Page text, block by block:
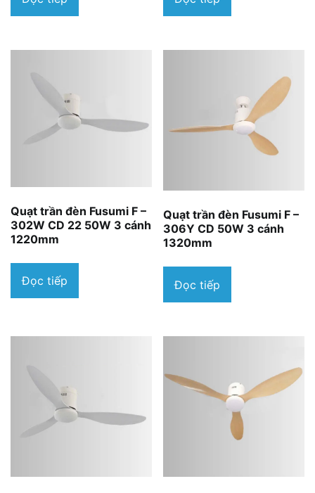
Quạt trần đèn Fusumi F –
302W CD 22 50W 3 cánh
1220mm
Đọc tiếp
Quạt trần đèn Fusumi F –
306Y CD 50W 3 cánh
1320mm
Đọc tiếp